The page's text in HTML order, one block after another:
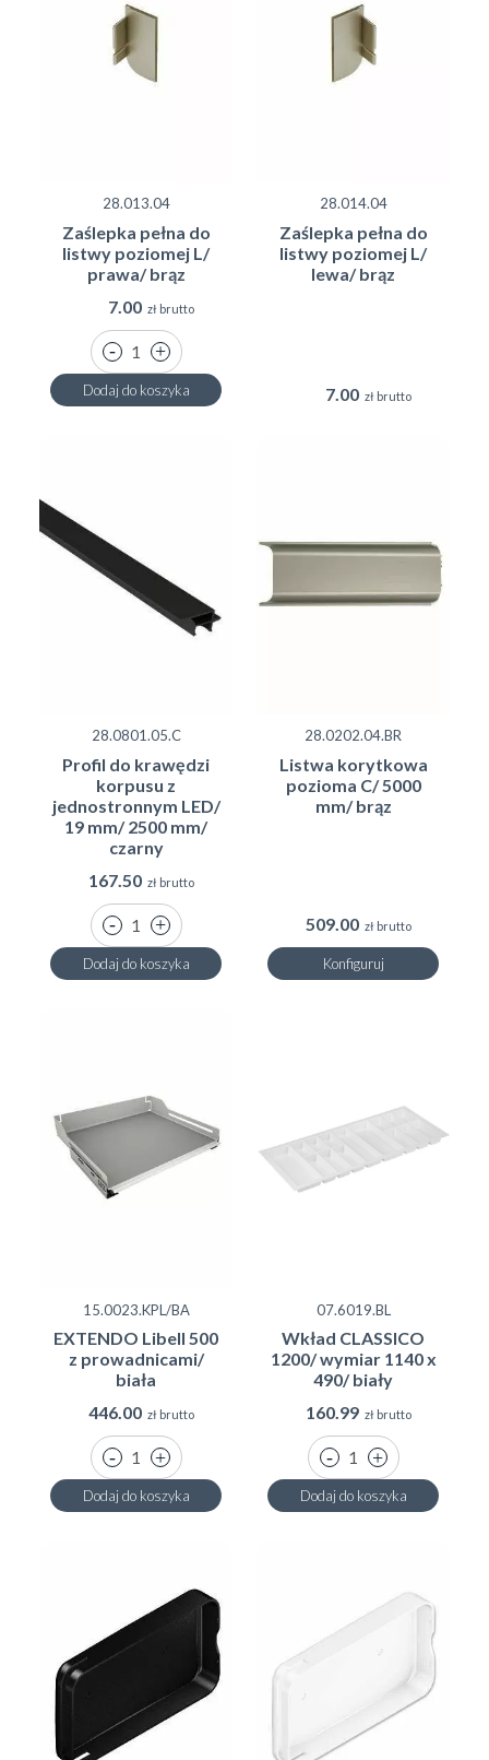
28.013.04
Zaślepka pełna do
listwy poziomej L/
prawa/ brąz
7.00 zł brutto
Dodaj do koszyka
28.014.04
Zaślepka pełna do
listwy poziomej L/
lewa/ brąz
7.00 zł brutto
28.0801.05.C
Profil do krawędzi
korpusu z
jednostronnym LED/
19 mm/ 2500 mm/
czarny
167.50 zł brutto
Dodaj do koszyka
28.0202.04.BR
Listwa korytkowa
pozioma C/ 5000
mm/ brąz
509.00 zł brutto
Konfiguruj
15.0023.KPL/BA
EXTENDO Libell 500
z prowadnicami/
biała
446.00 zł brutto
Dodaj do koszyka
07.6019.BL
Wkład CLASSICO
1200/ wymiar 1140 x
490/ biały
160.99 zł brutto
Dodaj do koszyka